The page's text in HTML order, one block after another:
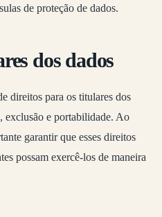
de proteção de dados.
dos dados
direitos para os titulares dos
exclusão e portabilidade. Ao
garantir que esses direitos
possam exercê-los de maneira